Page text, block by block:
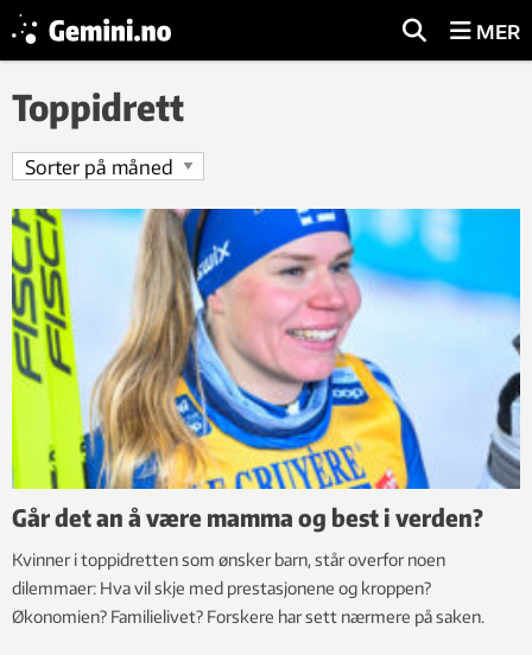
MER
Toppidrett
Går det an å være mamma og best i verden?
Kvinner i toppidretten som ønsker barn, står overfor noen
dilemmaer: Hva vil skje med prestasjonene og kroppen?
Økonomien? Familielivet? Forskere har sett nærmere på saken.